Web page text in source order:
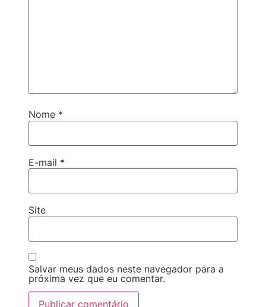
Nome *
E-mail *
Site
Salvar meus dados neste navegador para a
próxima vez que eu comentar.